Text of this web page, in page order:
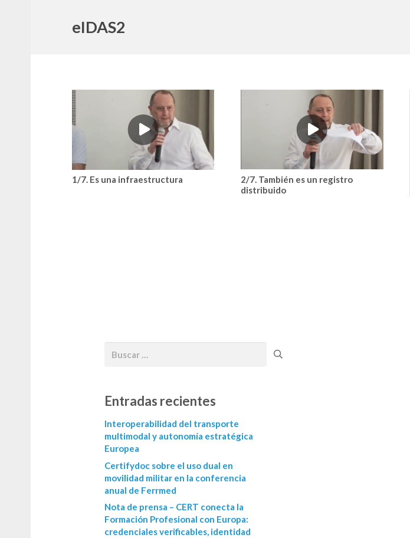
eIDAS2
1/7. Es una infraestructura
2/7. También es un registro
distribuido
Entradas recientes
Interoperabilidad del transporte
multimodal y autonomía estratégica
Europea
Certifydoc sobre el uso dual en
movilidad militar en la conferencia
anual de Ferrmed
Nota de prensa – CERT conecta la
Formación Profesional con Europa:
credenciales verificables, identidad